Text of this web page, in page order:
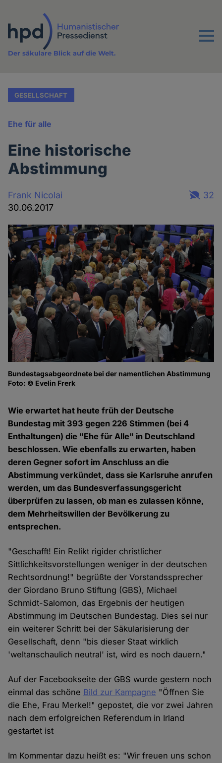
Inhalt
Menu
Der säkulare Blick auf die Welt.
GESELLSCHAFT
Ehe für alle
Eine historische
Abstimmung
Frank Nicolai
30.06.2017
32
Bundestagsabgeordnete bei der namentlichen Abstimmung
Foto: © Evelin Frerk
Wie erwartet hat heute früh der Deutsche
Bundestag mit 393 gegen 226 Stimmen (bei 4
Enthaltungen) die "Ehe für Alle" in Deutschland
beschlossen. Wie ebenfalls zu erwarten, haben
deren Gegner sofort im Anschluss an die
Abstimmung verkündet, dass sie Karlsruhe anrufen
werden, um das Bundesverfassungsgericht
überprüfen zu lassen, ob man es zulassen könne,
dem Mehrheitswillen der Bevölkerung zu
entsprechen.
"Geschafft! Ein Relikt rigider christlicher
Sittlichkeitsvorstellungen weniger in der deutschen
Rechtsordnung!" begrüßte der Vorstandssprecher
der Giordano Bruno Stiftung (GBS), Michael
Schmidt-Salomon, das Ergebnis der heutigen
Abstimmung im Deutschen Bundestag. Dies sei nur
ein weiterer Schritt bei der Säkularisierung der
Gesellschaft, denn "bis dieser Staat wirklich
'weltanschaulich neutral' ist, wird es noch dauern."
Auf der Facebookseite der GBS wurde gestern noch
einmal das schöne Bild zur Kampagne "Öffnen Sie
die Ehe, Frau Merkel!" gepostet, die vor zwei Jahren
nach dem erfolgreichen Referendum in Irland
gestartet ist
Im Kommentar dazu heißt es: "Wir freuen uns schon